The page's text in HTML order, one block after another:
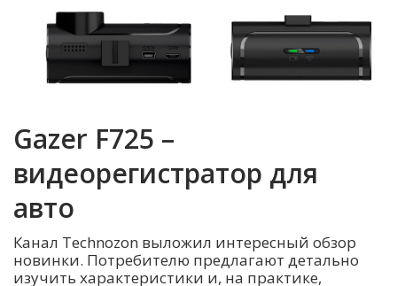
Gazer F725 –
видеорегистратор для
авто
Канал Technozon выложил интересный обзор
новинки. Потребителю предлагают детально
изучить характеристики и, на практике,